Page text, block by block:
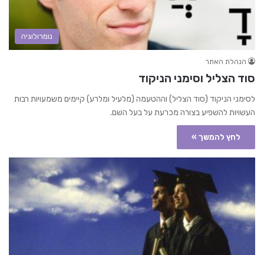
נומרולוגיה
הנהלת האתר
סוד הצליל וסימני הניקוד
לסימני הניקוד (סוד הצליל) וההטעמה (מלעיל ומלרע) קיימים משמעויות רבות
העשויות להשפיע בצורה מכרעת על בעל השם.
לחץ להמשך »